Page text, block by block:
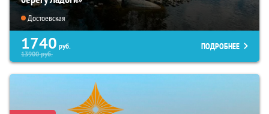
Достоевская
1740 руб.
13900руб.
ПОДРОБНЕЕ